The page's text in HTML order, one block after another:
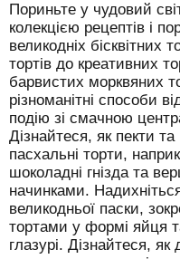
Пориньте у чудовий
колекцією рецептів і
великодніх бісквітних
тортів до креативних
барвистих морквяних
різноманітні способи
подію зі смачною
Дізнайтеся, як пекти
пасхальні торти,
шоколадні гнізда та
начинками.
великодньої паски,
тортами у формі яйця
глазурі. Дізнайтеся, як